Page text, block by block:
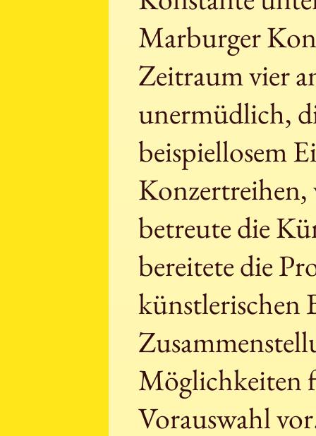
Marburger
Zeitraum vier
unermüdlich,
beispiellosem
betreute die
bereitete die
künstlerischen
Möglichkeiten
Vorauswahl